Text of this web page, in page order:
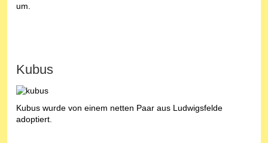
um.
Kubus
Kubus wurde von einem netten Paar aus Ludwigsfelde
adoptiert.